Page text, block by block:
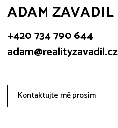
ADAM ZAVADIL
+420 734 790 644
adam@realityzavadil.cz
Kontaktujte mě prosím